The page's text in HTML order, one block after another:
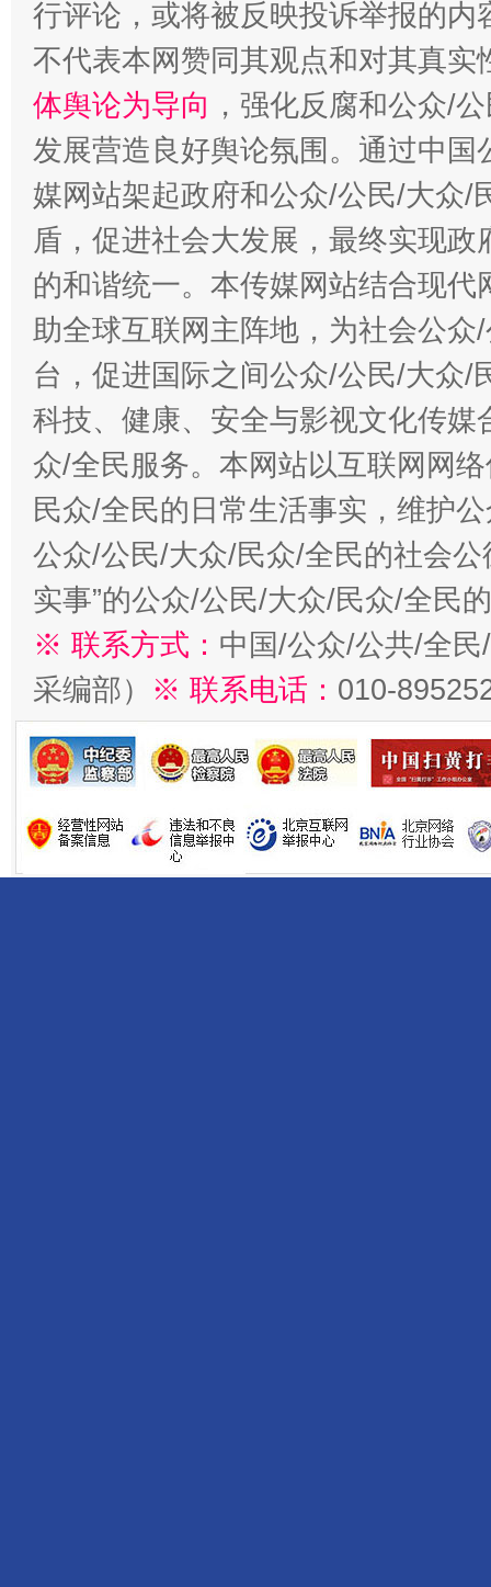
“蜀中异人”王建安的艺术幻境
行评论，或将被反映投诉举报的
不代表本网赞同其观点和对其真实
体舆论为导向 ，强化反腐和公众/
发展营造良好舆论氛围。通过中
媒网站架起政府和公众/公民/大众/
盾，促进社会大发展，最终实现
的和谐统一。本传媒网站结合现
助全球互联网主阵地，为社会公
台，促进国际之间公众/公民/大众/
科技、健康、安全与影视文化传
众/全民服务。本网站以互联网网
民众/全民的日常生活事实，维护
公众/公民/大众/民众/全民的社会公
实事”的公众/公民/大众/民众/全民
※ 联系方式： 中国/公众/公共/全
采编部） ※ 联系电话： 010-